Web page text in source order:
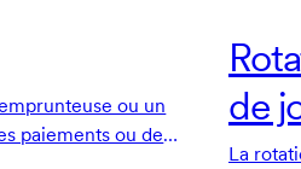
ou un
paiements ou de
de
La